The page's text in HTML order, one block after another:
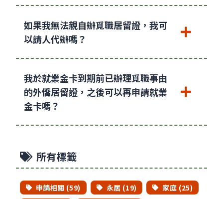
如果我無法親自辦覓職居留證，我可
以請人代辦嗎？
我於就業金卡到期前已辦理覓職事由
的外僑居留證，之後可以再申請就業
金卡嗎？
所有標籤
申請相關 (59) 永居 (19)
家庭 (25)